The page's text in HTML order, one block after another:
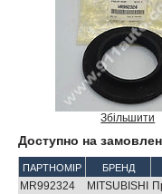
Збільшити
Доступно на
ПАРТНОМІР БРЕНД
MR992324 MITSUBISHI